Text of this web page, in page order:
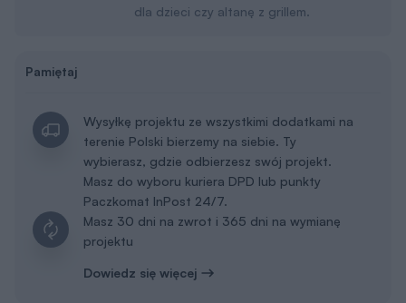
dla dzieci czy altanę z grillem.
Pamiętaj
Wysyłkę projektu ze wszystkimi dodatkami na
terenie Polski bierzemy na siebie. Ty
wybierasz, gdzie odbierzesz swój projekt.
Masz do wyboru kuriera DPD lub punkty
Paczkomat InPost 24/7.
Masz 30 dni na zwrot i 365 dni na wymianę
projektu
Dowiedz się więcej